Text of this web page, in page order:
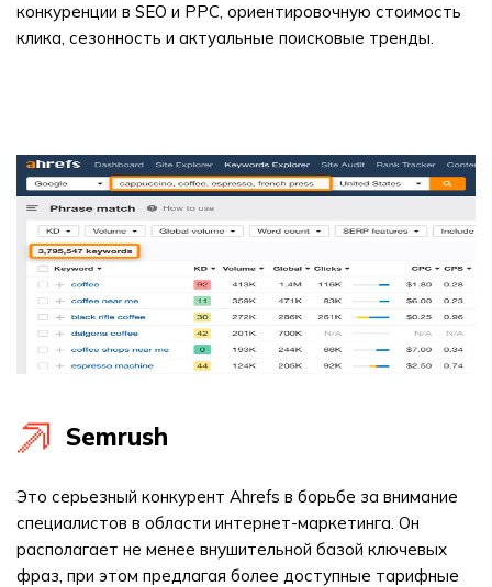
конкуренции в SEO и PPC, ориентировочную стоимость
клика, сезонность и актуальные поисковые тренды.
Semrush
Это серьезный конкурент Ahrefs в борьбе за внимание
специалистов в области интернет-маркетинга. Он
располагает не менее внушительной базой ключевых
фраз, при этом предлагая более доступные тарифные